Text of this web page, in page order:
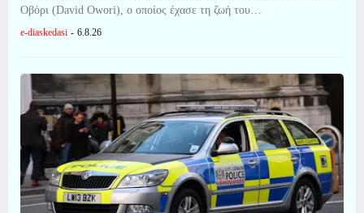
Οβόρι (David Owori), ο οποίος έχασε τη ζωή του…
e-diaskedasi - 6.8.26